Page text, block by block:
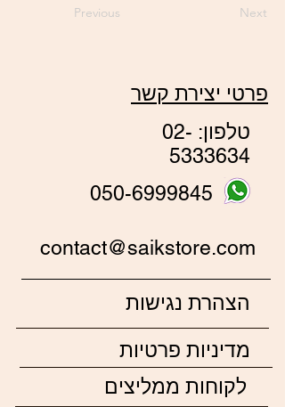
Next
Previous
פרטי יצירת קשר
טלפון: 02-
5333634
050-6999845
contact@saikstore.com
הצהרת נגישות
מדיניות פרטיות
לקוחות ממליצים